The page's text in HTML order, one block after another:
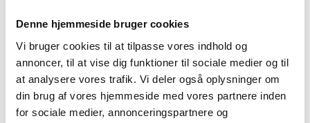
Denne hjemmeside bruger cookies
Vi bruger cookies til at tilpasse vores indhold og
annoncer, til at vise dig funktioner til sociale medier og til
at analysere vores trafik. Vi deler også oplysninger om
din brug af vores hjemmeside med vores partnere inden
for sociale medier, annonceringspartnere og
blev frustrerede over, at de blev isoleret og ikke fik
adgang til helt basale ting,” siger Michael T. Jensen.
> Læs også: Smitteopsporing: Selvfølgelig træder vi
til, men…
Klar kommunikation og bedre